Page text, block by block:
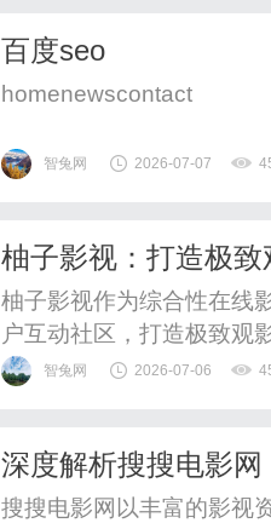
百度seo
homenewscontact
智兔网 2026-07-07
柚子影视：打造极
柚子影视作为综合性在线
户互动社区，打造极致观
智兔网 2026-07-06
深度解析搜搜电影
南
搜搜电影网以丰富的影视